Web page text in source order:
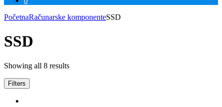
PočetnaRačunarske komponenteSSD
SSD
Showing all 8 results
Filters